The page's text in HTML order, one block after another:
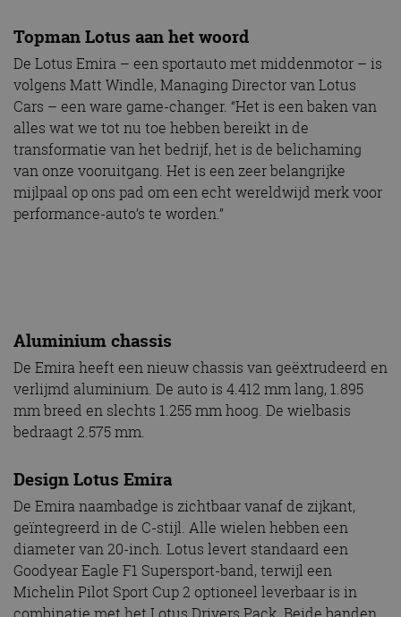
Topman Lotus aan het woord
De Lotus Emira – een sportauto met middenmotor – is
volgens Matt Windle, Managing Director van Lotus
Cars – een ware game-changer. “Het is een baken van
alles wat we tot nu toe hebben bereikt in de
transformatie van het bedrijf, het is de belichaming
van onze vooruitgang. Het is een zeer belangrijke
mijlpaal op ons pad om een echt wereldwijd merk voor
performance-auto’s te worden.”
Aluminium chassis
De Emira heeft een nieuw chassis van geëxtrudeerd en
verlijmd aluminium. De auto is 4.412 mm lang, 1.895
mm breed en slechts 1.255 mm hoog. De wielbasis
bedraagt 2.575 mm.
Design Lotus Emira
De Emira naambadge is zichtbaar vanaf de zijkant,
geïntegreerd in de C-stijl. Alle wielen hebben een
diameter van 20-inch. Lotus levert standaard een
Goodyear Eagle F1 Supersport-band, terwijl een
Michelin Pilot Sport Cup 2 optioneel leverbaar is in